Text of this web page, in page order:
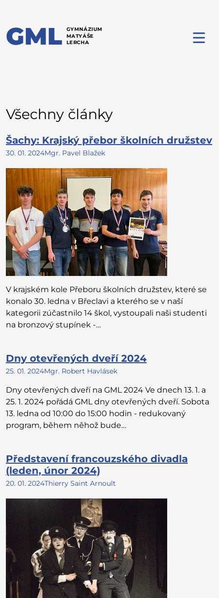
GML GYMNÁZIUM
MATYÁŠE
LERCHA
Všechny články
Šachy: Krajský přebor školních družstev
30. 01. 2024Mgr. Pavel Blažek
V krajském kole Přeboru školních družstev, které se
konalo 30. ledna v Břeclavi a kterého se v naší
kategorii zúčastnilo 14 škol, vystoupali naši studenti
na bronzový stupínek -…
Dny otevřených dveří 2024
25. 01. 2024Mgr. Robert Havlásek
Dny otevřených dveří na GML 2024 Ve dnech 13. 1. a
25. 1. 2024 pořádá GML dny otevřených dveří. Sobota
13. ledna od 10:00 do 15:00 hodin - redukovaný
program, během něhož bude…
Představení francouzského divadla
(leden, únor 2024)
20. 01. 2024Thierry Saint Arnoult